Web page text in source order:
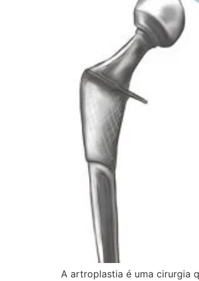
A artroplastia é uma cirurgia